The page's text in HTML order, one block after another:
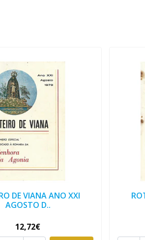
DE VIANA ANO XXI
AGOSTO D..
12,72€